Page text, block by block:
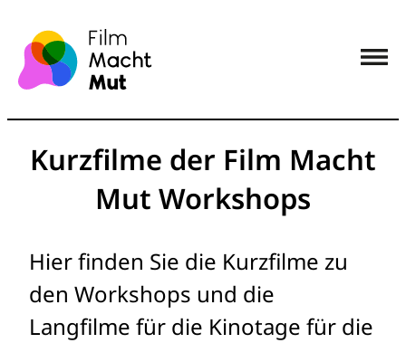
Kurzfilme der Film Macht
Mut Workshops
Hier finden Sie die Kurzfilme zu
den Workshops und die
Langfilme für die Kinotage für die